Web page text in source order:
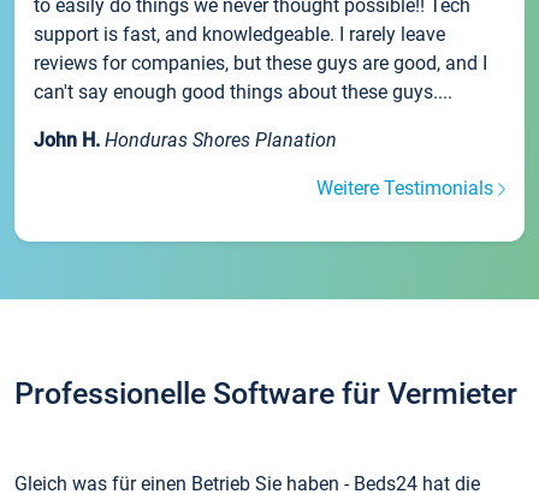
to easily do things we never thought possible!! Tech
support is fast, and knowledgeable. I rarely leave
reviews for companies, but these guys are good, and I
can't say enough good things about these guys....
John H. Honduras Shores Planation
Weitere Testimonials
Professionelle Software für Vermieter
Gleich was für einen Betrieb Sie haben - Beds24 hat die